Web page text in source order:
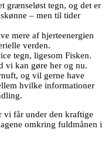
grænseløst tegn, og det er
– men til tider
mere af hjerteenergien
verden.
tegn, ligesom Fisken.
vi kan gøre her og nu.
og vil gerne have
hvilke informationer
vi får under den kraftige
omkring fuldmånen i